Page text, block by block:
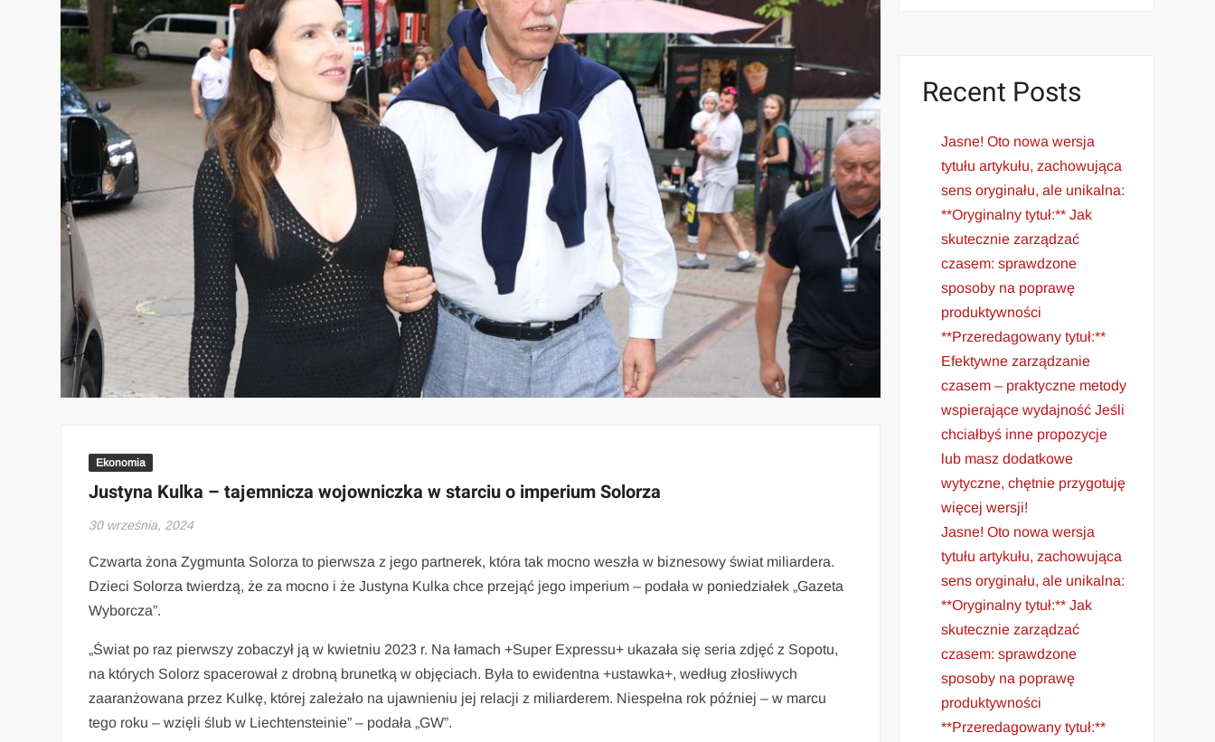
Ekonomia
Justyna Kulka – tajemnicza wojowniczka w starciu o imperium Solorza
30 września, 2024
Czwarta żona Zygmunta Solorza to pierwsza z jego partnerek, która tak mocno weszła w biznesowy świat miliardera.
Dzieci Solorza twierdzą, że za mocno i że Justyna Kulka chce przejąć jego imperium – podała w poniedziałek „Gazeta
Wyborcza”.
„Świat po raz pierwszy zobaczył ją w kwietniu 2023 r. Na łamach +Super Expressu+ ukazała się seria zdjęć z Sopotu,
na których Solorz spacerował z drobną brunetką w objęciach. Była to ewidentna +ustawka+, według złosłiwych
zaaranżowana przez Kulkę, której zależało na ujawnieniu jej relacji z miliarderem. Niespełna rok później – w marcu
tego roku – wzięli ślub w Liechtensteinie” – podała „GW”.
Recent Posts
Jasne! Oto nowa wersja
tytułu artykułu, zachowująca
sens oryginału, ale unikalna:
**Oryginalny tytuł:** Jak
skutecznie zarządzać
czasem: sprawdzone
sposoby na poprawę
produktywności
**Przeredagowany tytuł:**
Efektywne zarządzanie
czasem – praktyczne metody
wspierające wydajność Jeśli
chciałbyś inne propozycje
lub masz dodatkowe
wytyczne, chętnie przygotuję
więcej wersji!
Jasne! Oto nowa wersja
tytułu artykułu, zachowująca
sens oryginału, ale unikalna:
**Oryginalny tytuł:** Jak
skutecznie zarządzać
czasem: sprawdzone
sposoby na poprawę
produktywności
**Przeredagowany tytuł:**